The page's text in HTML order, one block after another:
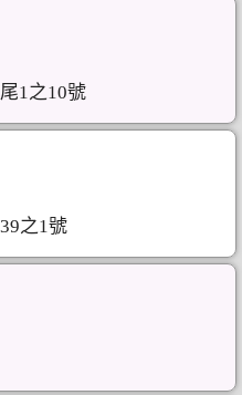
1之10號
之1號